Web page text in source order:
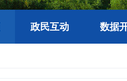
政民互动 数据